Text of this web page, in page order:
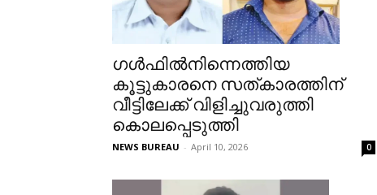
ഗള്‍ഫില്‍നിന്നെത്തിയ
കൂട്ടുകാരനെ സത്കാരത്തിന്
വീട്ടിലേക്ക് വിളിച്ചുവരുത്തി
കൊലപ്പെടുത്തി
NEWS BUREAU - April 10, 2026 0